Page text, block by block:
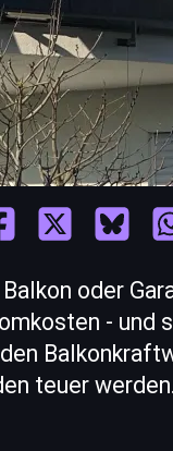
oder
- und
teuer